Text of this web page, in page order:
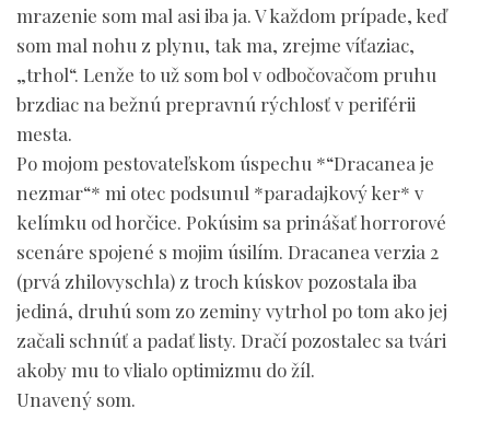
mrazenie som mal asi iba ja. V každom prípade, keď
som mal nohu z plynu, tak ma, zrejme víťaziac,
„trhol“. Lenže to už som bol v odbočovačom pruhu
brzdiac na bežnú prepravnú rýchlosť v periférii
mesta.
Po mojom pestovateľskom úspechu *“Dracanea je
nezmar“* mi otec podsunul *paradajkový ker* v
kelímku od horčice. Pokúsim sa prinášať horrorové
scenáre spojené s mojim úsilím. Dracanea verzia 2
(prvá zhilovyschla) z troch kúskov pozostala iba
jediná, druhú som zo zeminy vytrhol po tom ako jej
začali schnúť a padať listy. Dračí pozostalec sa tvári
akoby mu to vlialo optimizmu do žíl.
Unavený som.